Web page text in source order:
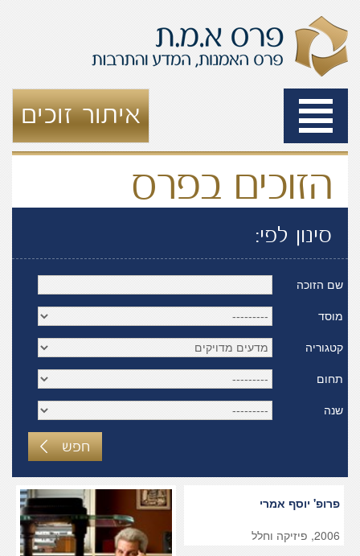
Toggle
navigation
איתור זוכים
הזוכים בפרס
סינון לפי:
שם הזוכה
מוסד
קטגוריה
תחום
שנה
חפש
פרופ' יוסף אמרי
2006, פיזיקה וחלל